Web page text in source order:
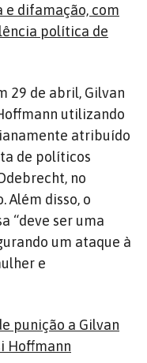
e difamação, com
política de
29 de abril, Gilvan
utilizando
atribuído
de políticos
no
Além disso, o
“deve ser uma
um ataque à
e
punição a Gilvan
Hoffmann